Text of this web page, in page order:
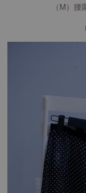
（M）